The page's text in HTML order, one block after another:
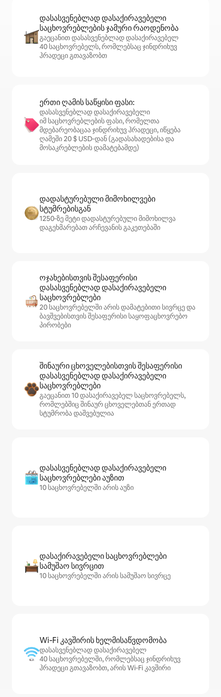
დასასვენებლად დასაქირავებელი
საცხოვრებლების ჯამური რაოდენობა
გაეცანით დასასვენებლად დასაქირავებელ
40 საცხოვრებელს, რომლებსაც ჯინდრიხუვ
ჰრადეცი გთავაზობთ
ერთი ღამის საწყისი ფასი:
დასასვენებლად დასაქირავებელი
იმ საცხოვრებლების ფასი, რომელთა
მდებარეობაცაა ჯინდრიხუვ ჰრადეცი, იწყება
ღამეში 20 $ USD‑დან (გადასახადებისა და
მოსაკრებლების დამატებამდე)
დადასტურებული მიმოხილვები
სტუმრებისგან
1250‑ზე მეტი დადასტურებული მიმოხილვა
დაგეხმარებათ არჩევანის გაკეთებაში
ოჯახებისთვის შესაფერისი
დასასვენებლად დასაქირავებელი
საცხოვრებლები
20 საცხოვრებელში არის დამატებითი სივრცე და
ბავშვებისთვის შესაფერისი საყოფაცხოვრებო
პირობები
შინაური ცხოველებისთვის შესაფერისი
დასასვენებლად დასაქირავებელი
საცხოვრებლები
გაეცანით 10 დასაქირავებელ საცხოვრებელს,
რომლებშიც შინაურ ცხოველებთან ერთად
სტუმრობა დაშვებულია
დასასვენებლად დასაქირავებელი
საცხოვრებლები აუზით
10 საცხოვრებელში არის აუზი
დასაქირავებელი საცხოვრებლები
სამუშაო სივრცით
10 საცხოვრებელში არის სამუშაო სივრცე
Wi‑Fi კავშირის ხელმისაწვდომობა
დასასვენებლად დასაქირავებელ
40 საცხოვრებელში, რომლებსაც ჯინდრიხუვ
ჰრადეცი გთავაზობთ, არის Wi‑Fi კავშირი